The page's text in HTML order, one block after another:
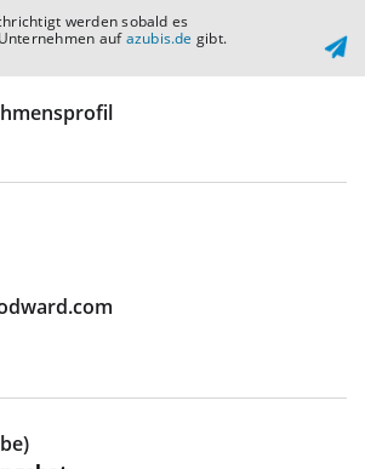
werden sobald es
aufazubis.de gibt.